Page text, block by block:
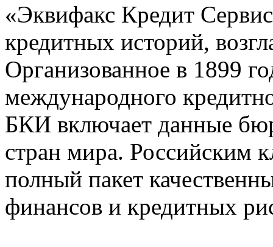
«Эквифакс Кредит
кредитных историй,
Организованное в 1899
международного
БКИ включает данные
стран мира. Российским
полный пакет
финансов и кредитных